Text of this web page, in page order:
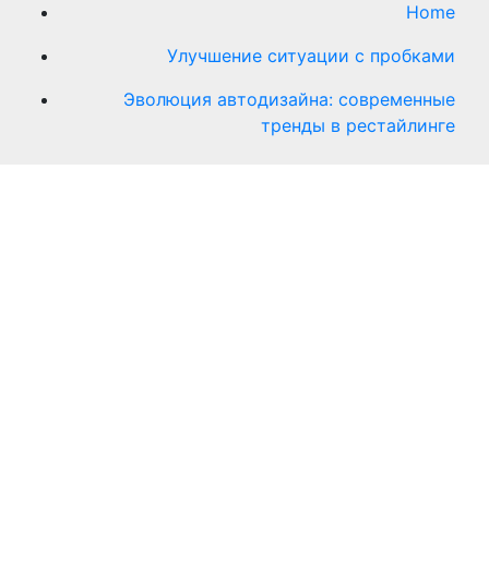
Home
Улучшение ситуации с пробками
Эволюция автодизайна: современные
тренды в рестайлинге